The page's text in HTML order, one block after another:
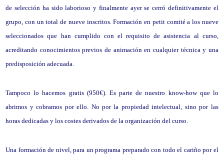
de selección ha sido laborioso y finalmente ayer se cerró definitivamente el
grupo, con un total de nueve inscritos. Formación en petit comité a los nueve
seleccionados que han cumplido con el requisito de asistencia al curso,
acreditando conocimientos previos de animación en cualquier técnica y una
predisposición adecuada.
Tampoco lo hacemos gratis (950€). Es parte de nuestro know-how que lo
abrimos y cobramos por ello. No por la propiedad intelectual, sino por las
horas dedicadas y los costes derivados de la organización del curso.
Una formación de nivel, para un programa preparado con todo el cariño por el